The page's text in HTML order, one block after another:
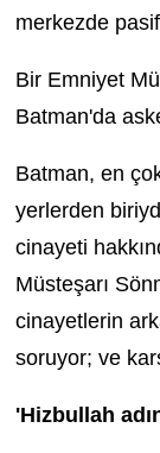
merkezde
Bir Emniyet
Batman'da
Batman, en
yerlerden
cinayeti
Müsteşarı
cinayetlerin
soruyor; ve
'Hizbullah